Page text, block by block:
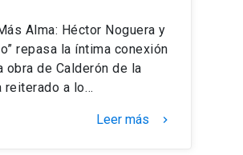
Alma: Héctor Noguera y
repasa la íntima conexión
obra de Calderón de la
reiterado a lo…
Leer más keyboard_arrow_right